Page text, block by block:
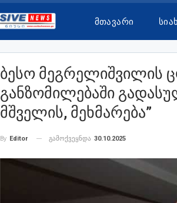
Მთავარი
Ბესო Მეგრელიშვილის
Განზომილებაში
Მშველის, Მეხმარება”
By Editor გამოქვეყნდა 30.10.2025